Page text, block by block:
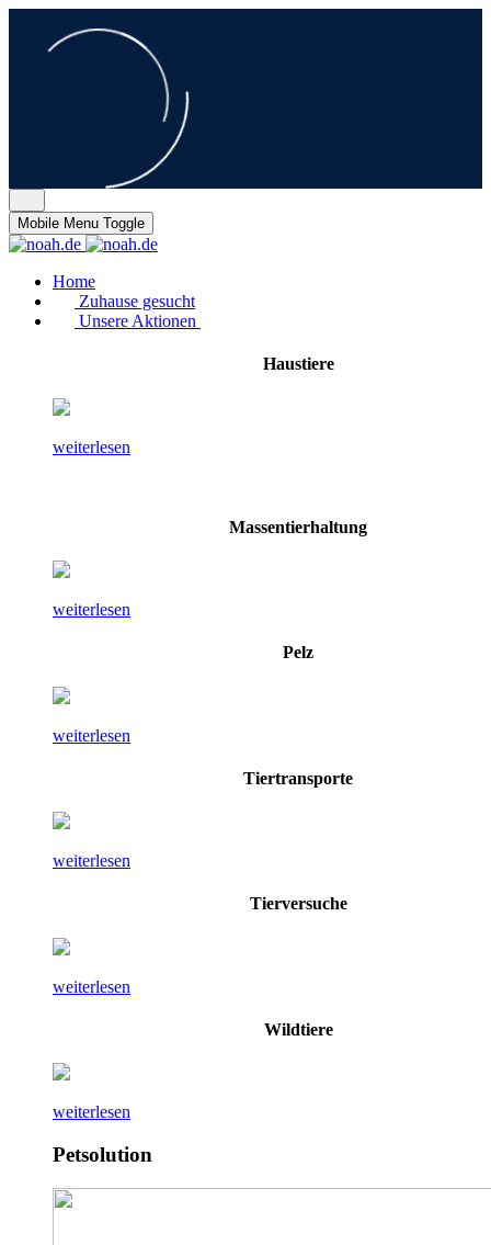
Mobile Menu Toggle
Home
Zuhause gesucht
Unsere Aktionen
Haustiere
weiterlesen
Massentierhaltung
weiterlesen
Pelz
weiterlesen
Tiertransporte
weiterlesen
Tierversuche
weiterlesen
Wildtiere
weiterlesen
Petsolution